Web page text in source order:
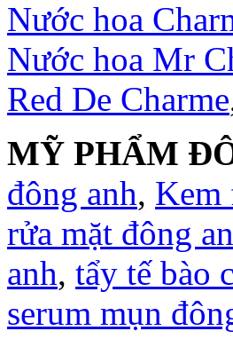
Nước hoa
Nước hoa Mr
Red De Charme
MỸ PHẨM
đông anh, Kem
rửa mặt đông
anh, tẩy tế bào
serum mụn